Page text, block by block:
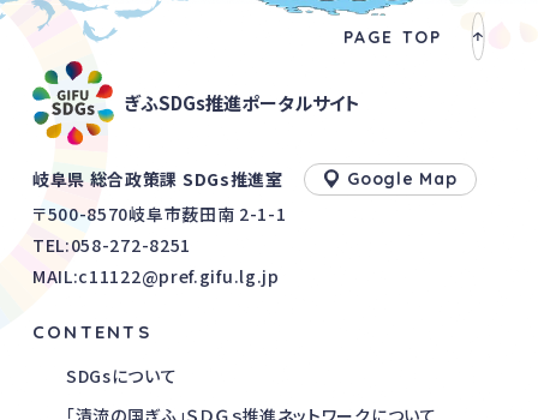
PAGE TOP
ぎふSDGs推進ポータルサイト
岐阜県 総合政策課 SDGs推進室 Google Map
〒500-8570岐阜市薮田南 2-1-1
TEL:058-272-8251
MAIL:c11122@pref.gifu.lg.jp
CONTENTS
SDGsについて